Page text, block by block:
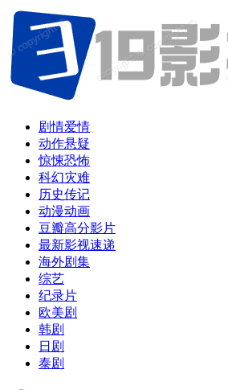
剧情爱情
动作悬疑
惊悚恐怖
科幻灾难
历史传记
动漫动画
豆瓣高分影片
最新影视速递
海外剧集
综艺
纪录片
欧美剧
韩剧
日剧
泰剧